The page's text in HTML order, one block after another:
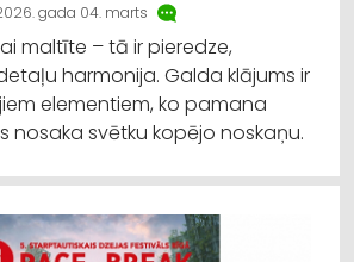
gada 04. marts
maltīte – tā ir pieredze,
harmonija. Galda klājums ir
elementiem, ko pamana
nosaka svētku kopējo noskaņu.